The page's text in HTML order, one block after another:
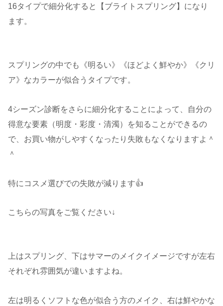
16タイプで細分化すると【ブライトスプリング】になり
ます。
スプリングの中でも《明るい》《ほどよく鮮やか》《クリ
ア》なカラーが似合うタイプです。
4シーズン診断をさらに細分化することによって、自分の
得意な要素（明度・彩度・清濁）を知ることができるの
で、お買い物がしやすくなったり失敗もなくなりますよ＾
＾
特にコスメ選びでの失敗が減ります👍
こちらの写真をご覧ください↓
上はスプリング、下はサマーのメイクイメージですが左右
それぞれ雰囲気が違いますよね。
左は明るくソフトな色が似合う方のメイク、右は鮮やかな